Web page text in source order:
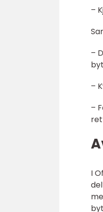
–
–
–
–
I